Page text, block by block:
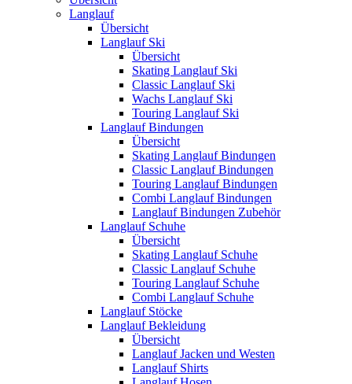
Langlauf
Übersicht
Langlauf Ski
Übersicht
Skating Langlauf Ski
Classic Langlauf Ski
Wachs Langlauf Ski
Touring Langlauf Ski
Langlauf Bindungen
Übersicht
Skating Langlauf Bindungen
Classic Langlauf Bindungen
Touring Langlauf Bindungen
Combi Langlauf Bindungen
Langlauf Bindungen Zubehör
Langlauf Schuhe
Übersicht
Skating Langlauf Schuhe
Classic Langlauf Schuhe
Touring Langlauf Schuhe
Combi Langlauf Schuhe
Langlauf Stöcke
Langlauf Bekleidung
Übersicht
Langlauf Jacken und Westen
Langlauf Shirts